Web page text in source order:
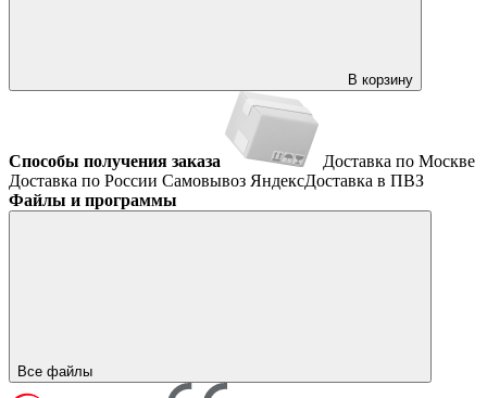
В корзину
Способы получения заказа
Доставка по Москве
Доставка по России Самовывоз ЯндексДоставка в ПВЗ
Файлы и программы
Все файлы